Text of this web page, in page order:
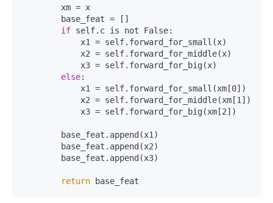
if self.c is not False:
else:
return base_feat